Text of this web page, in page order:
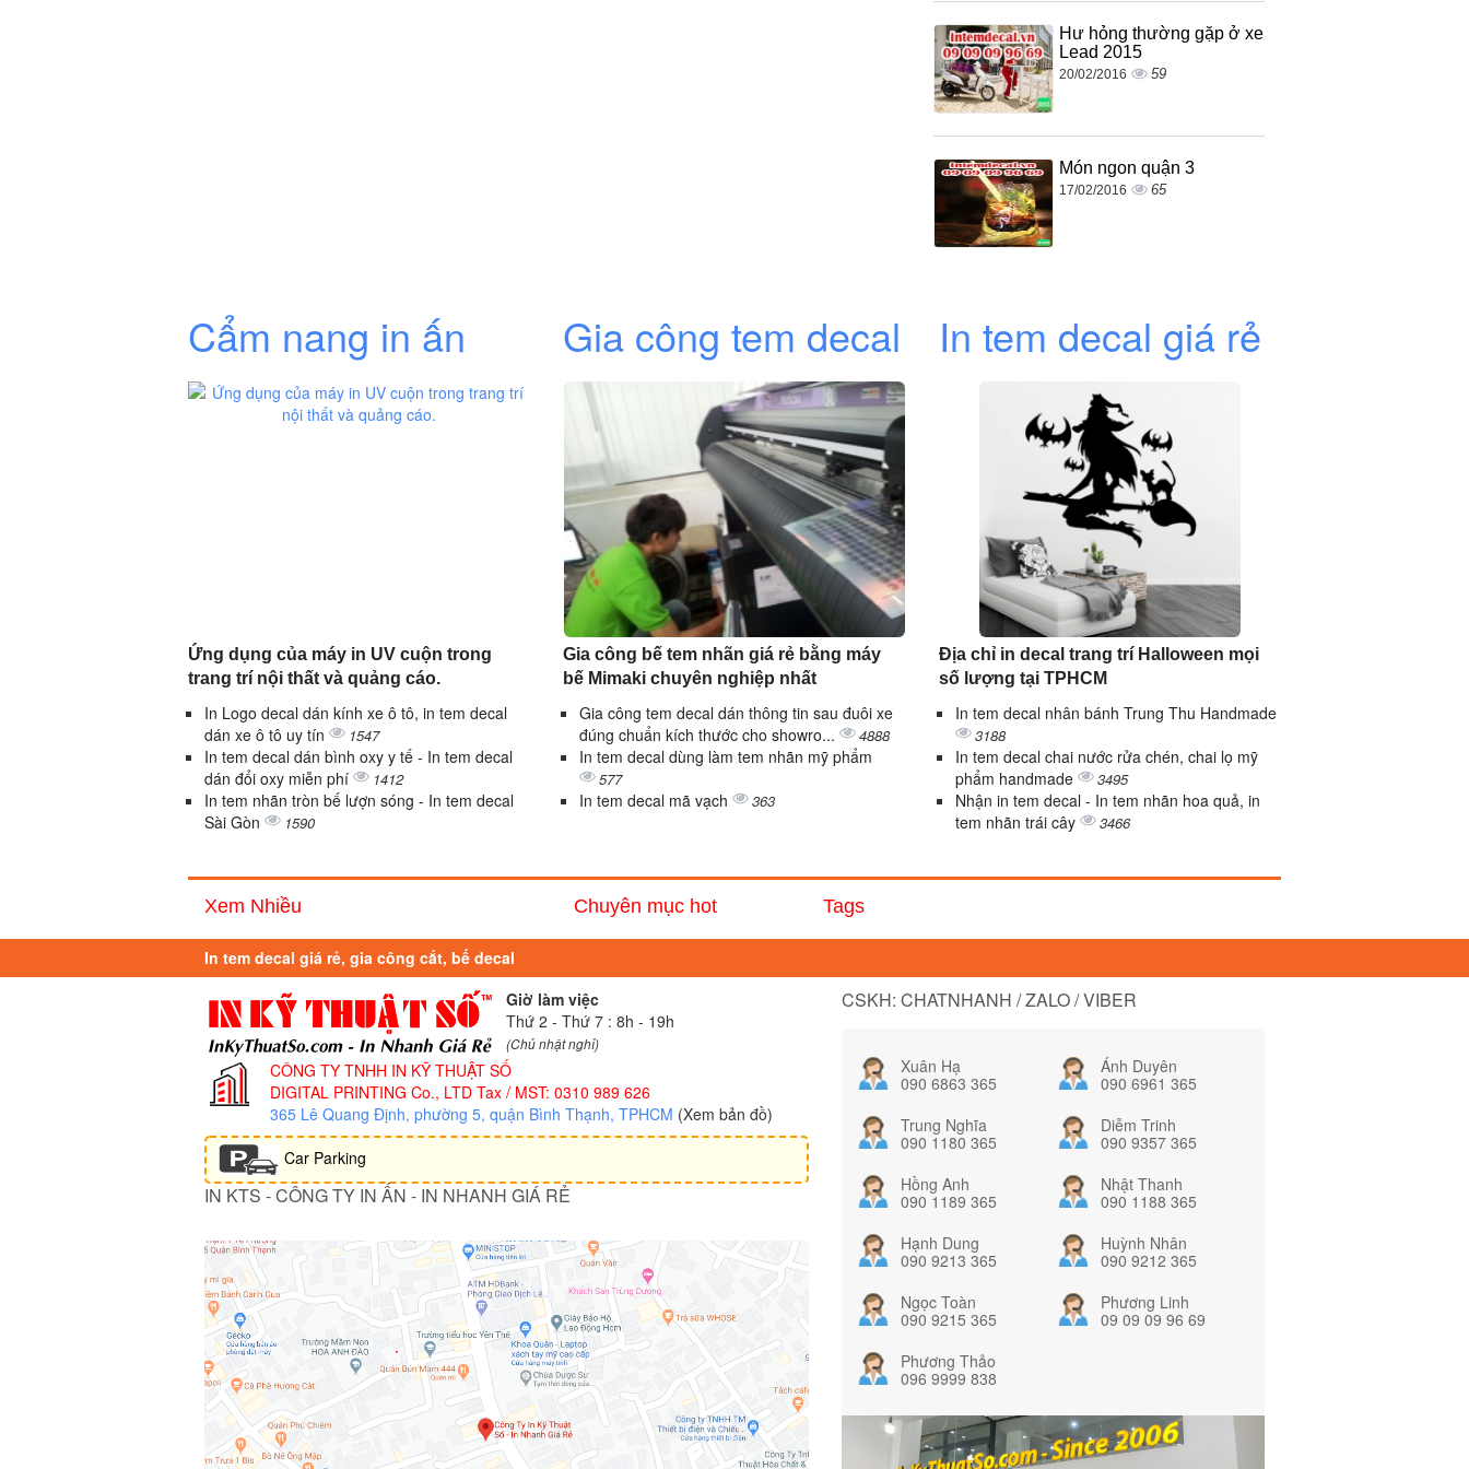
Hư hỏng thường gặp ở xe
Lead 2015
20/02/2016 59
Món ngon quận 3
17/02/2016 65
Cẩm nang in ấn
Ứng dụng của máy in UV cuộn trong
trang trí nội thất và quảng cáo.
In Logo decal dán kính xe ô tô, in tem decal
dán xe ô tô uy tín
1547
In tem decal dán bình oxy y tế - In tem decal
dán đổi oxy miễn phí
1412
In tem nhãn tròn bế lượn sóng - In tem decal
Sài Gòn
1590
Gia công tem decal
Gia công bế tem nhãn giá rẻ bằng máy
bế Mimaki chuyên nghiệp nhất
Gia công tem decal dán thông tin sau đuôi xe
đúng chuẩn kích thước cho showro...
4888
In tem decal dùng làm tem nhãn mỹ phẩm
577
In tem decal mã vạch 363
In tem decal giá rẻ
Địa chỉ in decal trang trí Halloween mọi
số lượng tại TPHCM
In tem decal nhân bánh Trung Thu Handmade
3188
In tem decal chai nước rửa chén, chai lọ mỹ
phẩm handmade
3495
Nhận in tem decal - In tem nhãn hoa quả, in
tem nhãn trái cây
3466
Xem Nhiều Chuyên mục hot Tags
In tem decal giá rẻ, gia công cắt, bế decal
Giờ làm việc
Thứ 2 - Thứ 7 : 8h - 19h
(Chủ nhật nghỉ)
CÔNG TY TNHH IN KỸ THUẬT SỐ
DIGITAL PRINTING Co., LTD Tax / MST: 0310 989 626
365 Lê Quang Định, phường 5, quận Bình Thạnh, TPHCM (Xem bản đồ)
Car Parking
IN KTS - CÔNG TY IN ẤN - IN NHANH GIÁ RẺ
CSKH: CHATNHANH / ZALO / VIBER
Xuân Hạ
090 6863 365
Ánh Duyên
090 6961 365
Trung Nghĩa
090 1180 365
Diễm Trinh
090 9357 365
Hồng Anh
090 1189 365
Nhật Thanh
090 1188 365
Hạnh Dung
090 9213 365
Huỳnh Nhân
090 9212 365
Ngọc Toàn
090 9215 365
Phương Linh
09 09 09 96 69
Phương Thảo
096 9999 838